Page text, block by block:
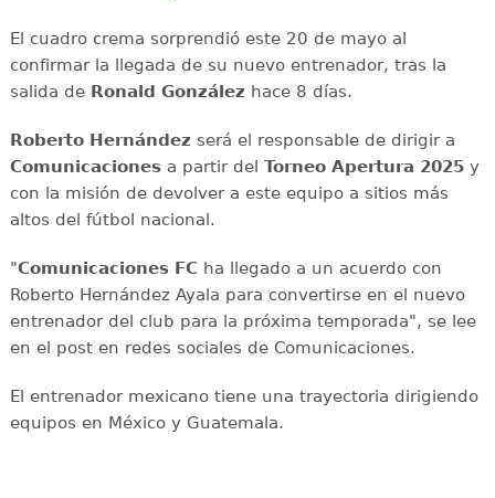
El cuadro crema sorprendió este 20 de mayo al
confirmar la llegada de su nuevo entrenador, tras la
salida de Ronald González hace 8 días.
Roberto Hernández será el responsable de dirigir a
Comunicacionesa partir del Torneo Apertura 2025y
con la misión de devolver a este equipo a sitios más
altos del fútbol nacional.
"Comunicaciones FC ha llegado a un acuerdo con
Roberto Hernández Ayala para convertirse en el nuevo
entrenador del club para la próxima temporada", se lee
en el post en redes sociales de Comunicaciones.
El entrenador mexicano tiene una trayectoria dirigiendo
equipos en México y Guatemala.